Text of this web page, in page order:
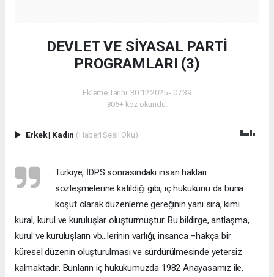
DEVLET VE SİYASAL PARTİ
PROGRAMLARI (3)
Ekleme Tarihi: 30.12.2025 - 07:39
305+ kez okundu.
Erkek| Kadın (Haberi Sesli Oku)
Türkiye, İDPS sonrasındaki insan hakları
sözleşmelerine katıldığı gibi, iç hukukunu da buna
koşut olarak düzenleme gereğinin yanı sıra, kimi
kural, kurul ve kuruluşlar oluşturmuştur. Bu bildirge, antlaşma,
kurul ve kuruluşların vb…lerinin varlığı, insanca –hakça bir
küresel düzenin oluşturulması ve sürdürülmesinde yetersiz
kalmaktadır. Bunların iç hukukumuzda 1982 Anayasamız ile,